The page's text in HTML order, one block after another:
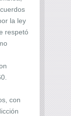
la ley
respetó
con